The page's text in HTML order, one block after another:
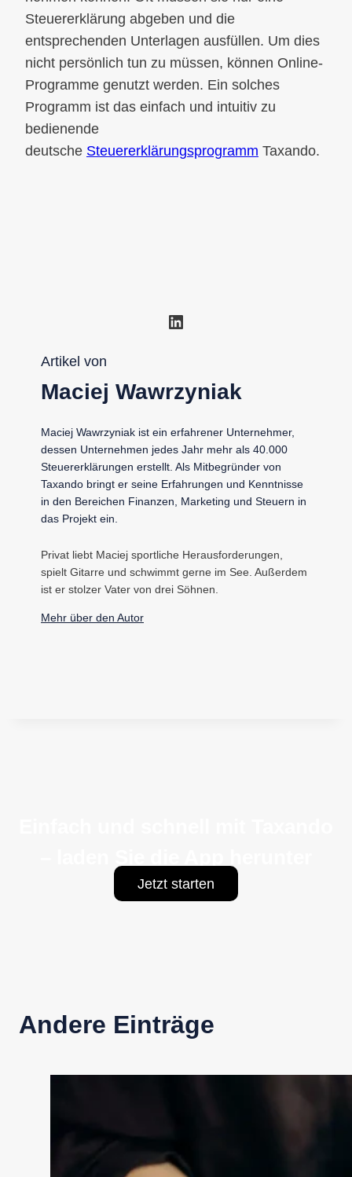
Steuererklärung abgeben und die
entsprechenden Unterlagen ausfüllen. Um dies
nicht persönlich tun zu müssen, können Online-
Programme genutzt werden. Ein solches
Programm ist das einfach und intuitiv zu
bedienende
deutsche Steuererklärungsprogramm Taxando.
LinkedIn
Artikel von
Maciej Wawrzyniak
Maciej Wawrzyniak ist ein erfahrener Unternehmer,
dessen Unternehmen jedes Jahr mehr als 40.000
Steuererklärungen erstellt. Als Mitbegründer von
Taxando bringt er seine Erfahrungen und Kenntnisse
in den Bereichen Finanzen, Marketing und Steuern in
das Projekt ein.
Privat liebt Maciej sportliche Herausforderungen,
spielt Gitarre und schwimmt gerne im See. Außerdem
ist er stolzer Vater von drei Söhnen.
Mehr über den Autor
Jetzt starten
Andere Einträge